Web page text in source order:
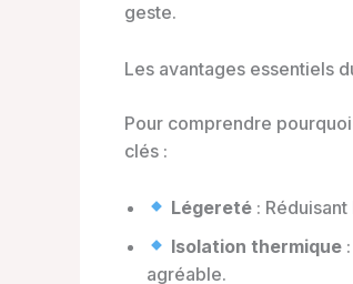
geste.
Les avantages essentiels
Pour comprendre
clés :
Légereté :
Isolation thermique
agréable.